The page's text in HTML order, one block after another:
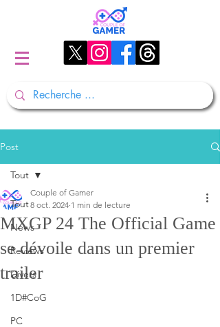
Post
Tout
News
Reviews
Divers
1D#CoG
PC
Tout
MXGP 24 The Official Game
se dévoile dans un premier
trailer
Couple of Gamer
8 oct. 2024 1 min de lecture